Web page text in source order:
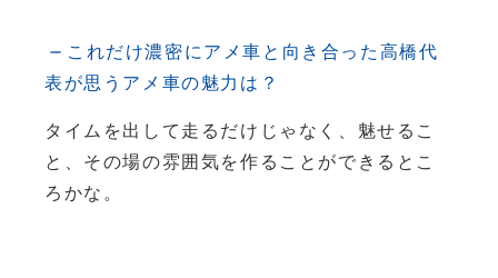
これだけ濃密にアメ車と向き合った高橋代
表が思うアメ車の魅力は？
タイムを出して走るだけじゃなく、魅せるこ
と、その場の雰囲気を作ることができるとこ
ろかな。